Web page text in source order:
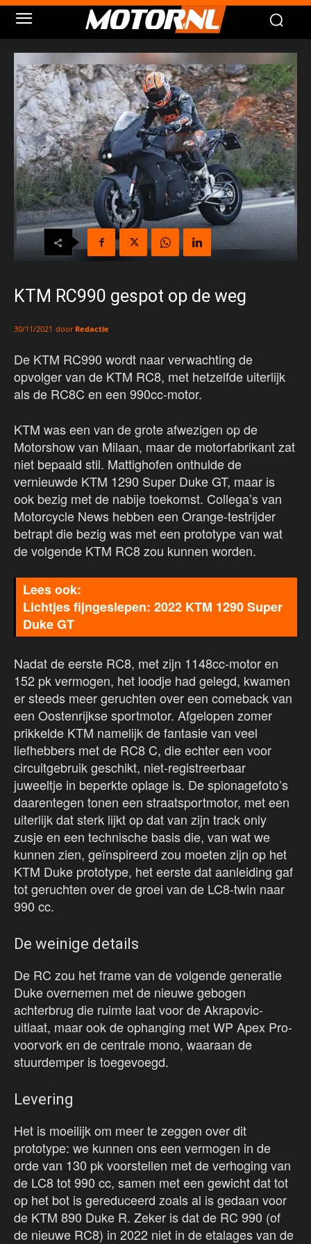
KTM RC990 gespot op de weg
30/11/2021 door Redactie
De KTM RC990 wordt naar verwachting de
opvolger van de KTM RC8, met hetzelfde uiterlijk
als de RC8C en een 990cc-motor.
KTM was een van de grote afwezigen op de
Motorshow van Milaan, maar de motorfabrikant zat
niet bepaald stil. Mattighofen onthulde de
vernieuwde KTM 1290 Super Duke GT, maar is
ook bezig met de nabije toekomst. Collega’s van
Motorcycle News hebben een Orange-testrijder
betrapt die bezig was met een prototype van wat
de volgende KTM RC8 zou kunnen worden.
Lichtjes fijngeslepen: 2022 KTM 1290 Super
Duke GT
Nadat de eerste RC8, met zijn 1148cc-motor en
152 pk vermogen, het loodje had gelegd, kwamen
er steeds meer geruchten over een comeback van
een Oostenrijkse sportmotor. Afgelopen zomer
prikkelde KTM namelijk de fantasie van veel
liefhebbers met de RC8 C, die echter een voor
circuitgebruik geschikt, niet-registreerbaar
juweeltje in beperkte oplage is. De spionagefoto’s
daarentegen tonen een straatsportmotor, met een
uiterlijk dat sterk lijkt op dat van zijn track only
zusje en een technische basis die, van wat we
kunnen zien, geïnspireerd zou moeten zijn op het
KTM Duke prototype, het eerste dat aanleiding gaf
tot geruchten over de groei van de LC8-twin naar
990 cc.
De weinige details
De RC zou het frame van de volgende generatie
Duke overnemen met de nieuwe gebogen
achterbrug die ruimte laat voor de Akrapovic-
uitlaat, maar ook de ophanging met WP Apex Pro-
voorvork en de centrale mono, waaraan de
stuurdemper is toegevoegd.
Levering
Het is moeilijk om meer te zeggen over dit
prototype: we kunnen ons een vermogen in de
orde van 130 pk voorstellen met de verhoging van
de LC8 tot 990 cc, samen met een gewicht dat tot
op het bot is gereduceerd zoals al is gedaan voor
de KTM 890 Duke R. Zeker is dat de RC 990 (of
de nieuwe RC8) in 2022 niet in de etalages van de